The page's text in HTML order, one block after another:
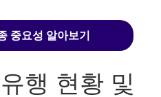
중요성 알아보기
행 현황 및